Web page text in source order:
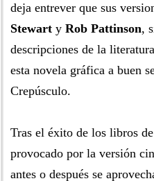
deja entrever que sus
Stewart y Rob Pattinson,
descripciones de la
esta novela gráfica a buen
Crepúsculo.
Tras el éxito de los libros
provocado por la versión
antes o después se